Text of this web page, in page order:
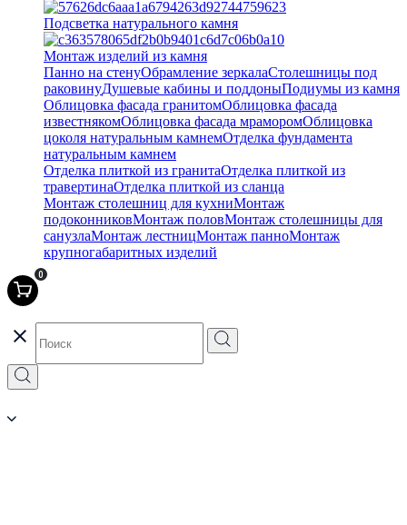
Подсветка натурального камня
Монтаж изделий из камня
Панно на стенуОбрамление зеркалаСтолешницы под
раковинуДушевые кабины и поддоныПодиумы из камня
Облицовка фасада гранитомОблицовка фасада
известнякомОблицовка фасада мраморомОблицовка
цоколя натуральным камнемОтделка фундамента
натуральным камнем
Отделка плиткой из гранитаОтделка плиткой из
травертинаОтделка плиткой из сланца
Монтаж столешниц для кухниМонтаж
подоконниковМонтаж половМонтаж столешницы для
санузлаМонтаж лестницМонтаж панноМонтаж
крупногабаритных изделий
0